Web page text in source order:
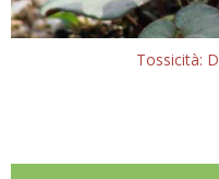
Tossicità: